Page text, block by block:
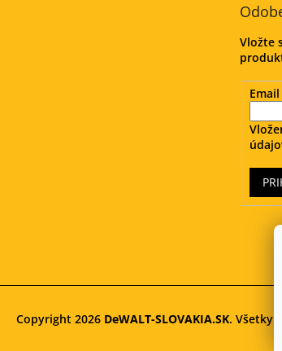
Vložte
Email
Copyright 2026 DeWALT-SLOVAKIA.SK. Všetky